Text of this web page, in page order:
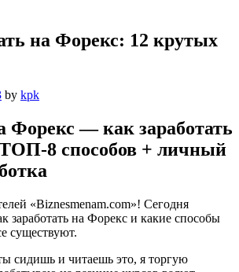
на Форекс: 12 крутых
by kpk
Форекс — как заработать
8 способов + личный
«Biznesmenam.com»! Сегодня
заработать на Форекс и какие способы
существуют.
сидишь и читаешь это, я торгую